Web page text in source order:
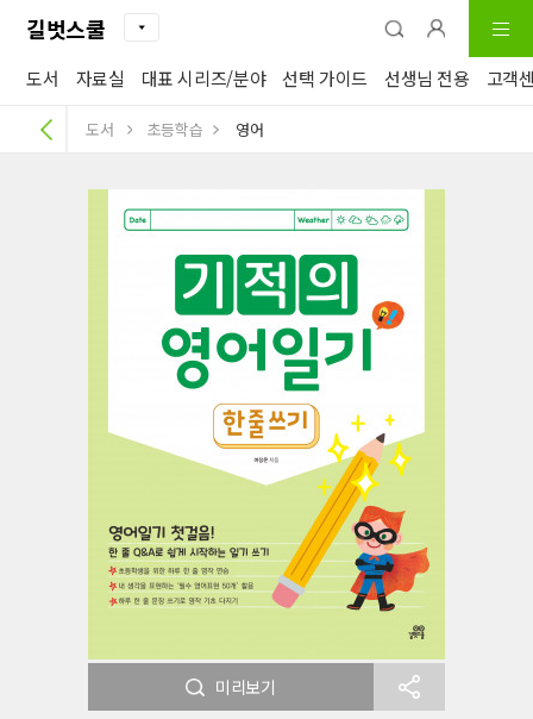
길벗스쿨
도서 자료실 대표 시리즈/분야 선택 가이드 선생님 전용 고객
도서 초등학습 영어
미리보기